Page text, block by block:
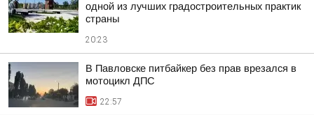
одной из лучших градостроительных практик
страны
20:23
В Павловске питбайкер без прав врезался в
мотоцикл ДПС
22:57